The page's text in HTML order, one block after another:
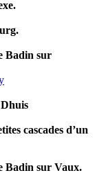
Badin sur
cascades d’un
Badin sur Vaux.